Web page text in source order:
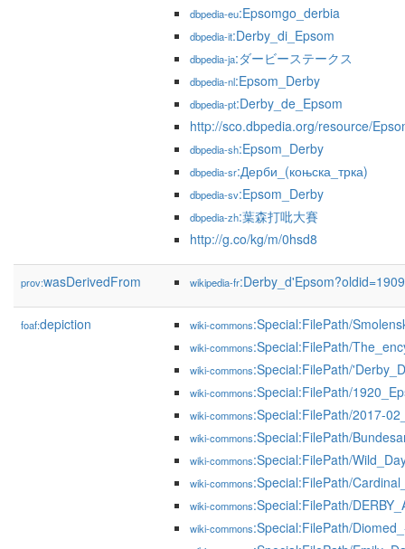
dbpedia-eu:Epsomgo_derbia
dbpedia-it:Derby_di_Epsom
dbpedia-ja:ダービーステークス
dbpedia-nl:Epsom_Derby
dbpedia-pt:Derby_de_Epsom
http://sco.dbpedia.org/resource/
dbpedia-sh:Epsom_Derby
dbpedia-sr:Дерби_(коњска_трка)
dbpedia-sv:Epsom_Derby
dbpedia-zh:葉森打吡大賽
http://g.co/kg/m/0hsd8
prov:wasDerivedFrom wikipedia-fr
foaf:depiction wiki-commons:Special:FilePath/
wiki-commons:Special:FilePath/
wiki-commons:Special:FilePath/
wiki-commons:Special:FilePath/
wiki-commons:Special:FilePath/2017-
wiki-commons:Special:FilePath/
wiki-commons:Special:FilePath/
wiki-commons:Special:FilePath/
wiki-commons:Special:FilePath/
wiki-commons:Special:FilePath/